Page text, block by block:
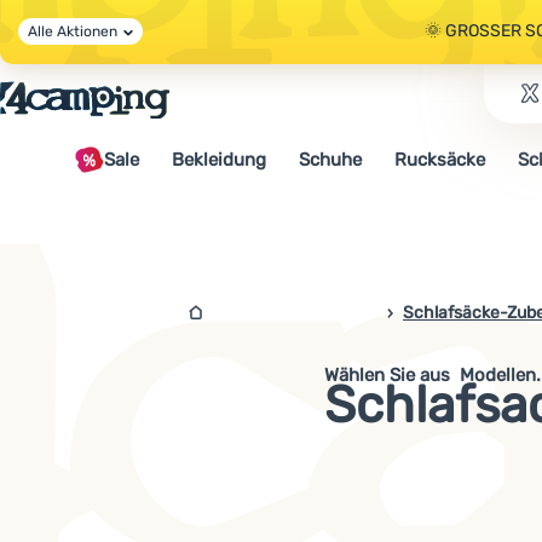
🌞 GROSSER
🤫 - 10 % AUF
🌞 GROSSER
Alle Aktionen
Sale Bekleidung Schuhe Rucksäcke
4campingshop.de
Schlafsäcke-
Wählen Sie aus